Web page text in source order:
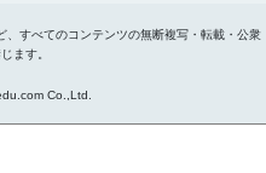
すべてのコンテンツの無断複写・転載・公衆
ます。
Co.,Ltd.